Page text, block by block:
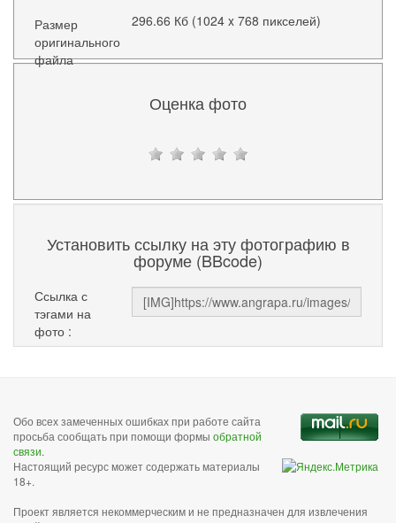
Размер
оригинального
файла
296.66 Кб (1024 x 768 пикселей)
Оценка фото
Установить ссылку на эту фотографию в
форуме (BBcode)
Ссылка с
тэгами на
фото :
Обо всех замеченных ошибках при работе сайта
просьба сообщать при помощи формы обратной
связи.
Настоящий ресурс может содержать материалы
18+.
Проект является некоммерческим и не предназначен для извлечения